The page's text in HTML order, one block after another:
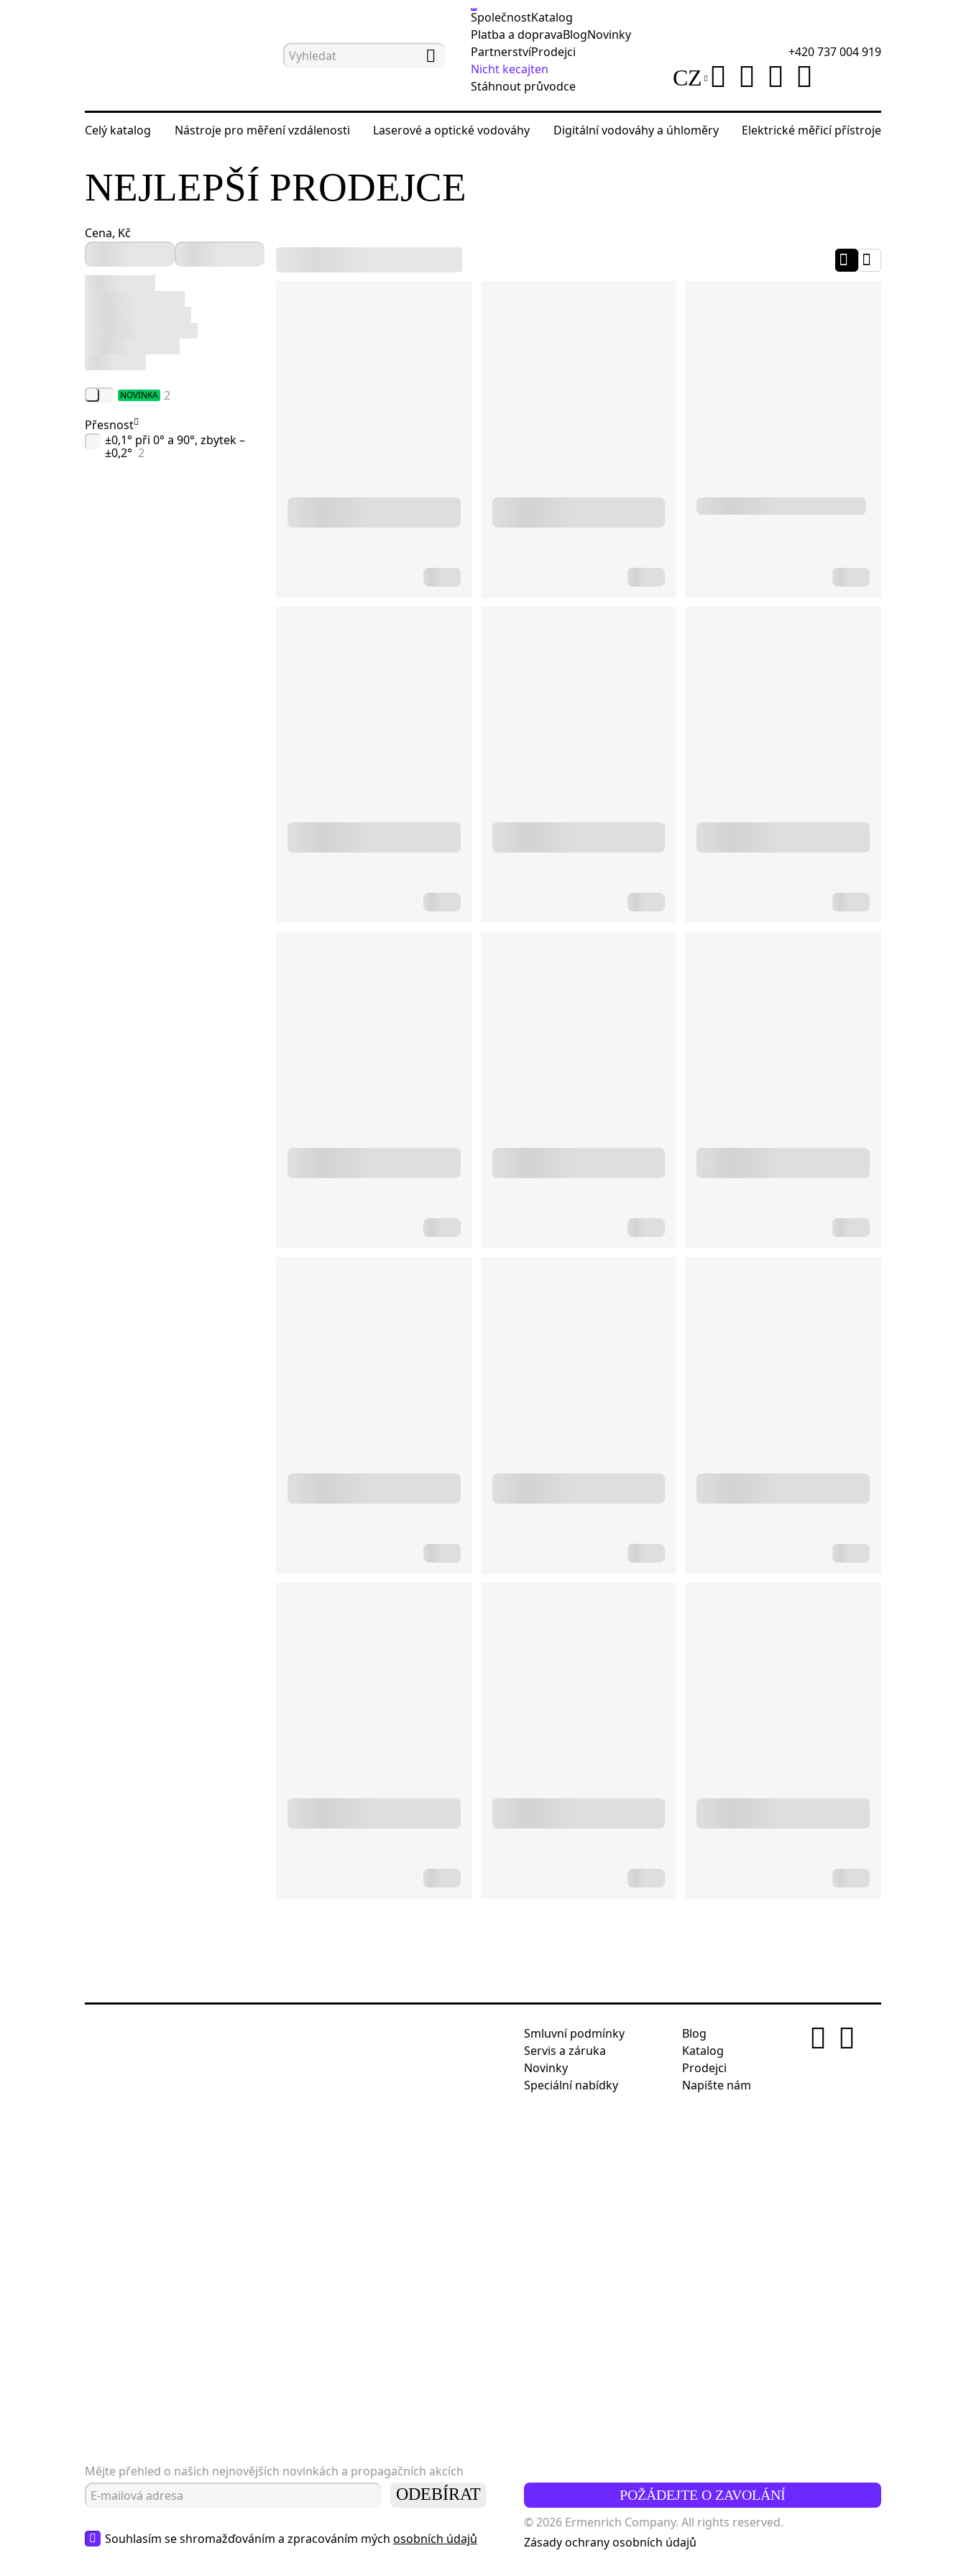
SpolečnostKatalog
Platba a dopravaBlogNovinky
PartnerstvíProdejci
Nicht kecajten
Stáhnout průvodce
+420 737 004 919
CZ
Celý katalog Nástroje pro měření vzdálenosti Laserové a optické vodováhy Digitální vodováhy a úhloměry Elektrické měřicí přístroje
Hlavní strana Katalog Nejlepší prodejce
NEJLEPŠÍ PRODEJCE
Cena, Kč
NOVINKA 2
Přesnost
±0,1° při 0° a 90°, zbytek –
±0,2° 2
Smluvní podmínky
Servis a záruka
Novinky
Speciální nabídky
Blog
Katalog
Prodejci
Napište nám
Mějte přehled o našich nejnovějších novinkách a propagačních akcích
Souhlasím se shromažďováním a zpracováním mých osobních údajů
ODEBÍRAT
POŽÁDEJTE O ZAVOLÁNÍ
© 2026 Ermenrich Company. All rights reserved.
Zásady ochrany osobních údajů